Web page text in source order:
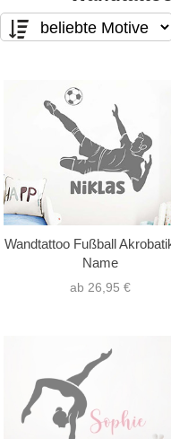
sogar
mit Namen für
nur Text (12)
nur Motiv(5)
Text mit Motiv
Wandtattoo Fußball
Name
ab 26,95 €